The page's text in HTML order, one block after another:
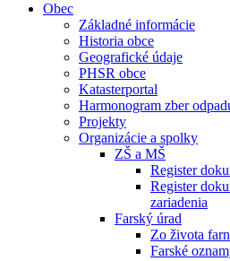
Obec
Základné informácie
Historia obce
Geografické údaje
PHSR obce
Katasterportal
Harmonogram zber
Projekty
Organizácie a spolky
ZŠ a MŠ
Register
Register
zariadenia
Farský úrad
Zo života
Farské